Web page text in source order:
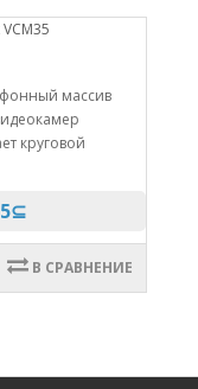
массив
круговой
В СРАВНЕНИЕ